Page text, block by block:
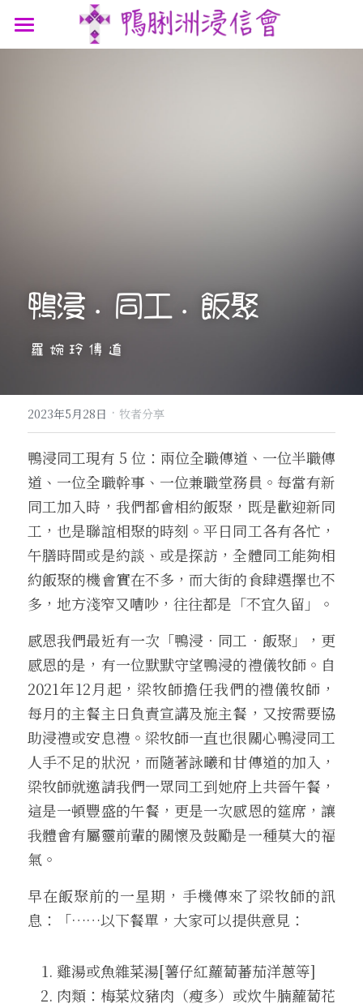
最新消息
鴨浸．同工．飯聚
羅婉玲傳道
2023年5月28日 · 牧者分享
鴨浸同工現有 5 位：兩位全職傳道、一位半職傳
道、一位全職幹事、一位兼職堂務員。每當有新
同工加入時，我們都會相約飯聚，既是歡迎新同
工，也是聯誼相聚的時刻。平日同工各有各忙，
午膳時間或是約談、或是探訪，全體同工能夠相
約飯聚的機會實在不多，而大街的食肆選擇也不
多，地方淺窄又嘈吵，往往都是「不宜久留」。
感恩我們最近有一次「鴨浸．同工．飯聚」，更
感恩的是，有一位默默守望鴨浸的禮儀牧師。自
2021年12月起，梁牧師擔任我們的禮儀牧師，
每月的主餐主日負責宣講及施主餐，又按需要協
助浸禮或安息禮。梁牧師一直也很關心鴨浸同工
人手不足的狀況，而隨著詠曦和甘傳道的加入，
梁牧師就邀請我們一眾同工到她府上共晉午餐，
這是一頓豐盛的午餐，更是一次感恩的筵席，讓
我體會有屬靈前輩的關懷及鼓勵是一種莫大的福
氣。
早在飯聚前的一星期，手機傳來了梁牧師的訊
息：「……以下餐單，大家可以提供意見：
雞湯或魚雜菜湯[薯仔紅蘿蔔蕃茄洋蔥等]
肉類：梅菜炆豬肉（瘦多）或炊牛腩蘿蔔花